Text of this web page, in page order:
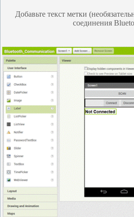
Добавьте текст метки
соединения